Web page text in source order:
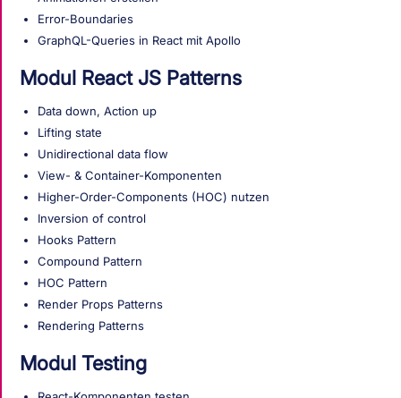
Error-Boundaries
GraphQL-Queries in React mit Apollo
Modul React JS Patterns
Data down, Action up
Lifting state
Unidirectional data flow
View- & Container-Komponenten
Higher-Order-Components (HOC) nutzen
Inversion of control
Hooks Pattern
Compound Pattern
HOC Pattern
Render Props Patterns
Rendering Patterns
Modul Testing